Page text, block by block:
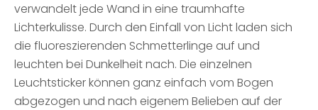
verwandelt jede Wand in eine traumhafte
Lichterkulisse. Durch den Einfall von Licht laden sich
die fluoreszierenden Schmetterlinge auf und
leuchten bei Dunkelheit nach. Die einzelnen
Leuchtsticker können ganz einfach vom Bogen
abgezogen und nach eigenem Belieben auf der